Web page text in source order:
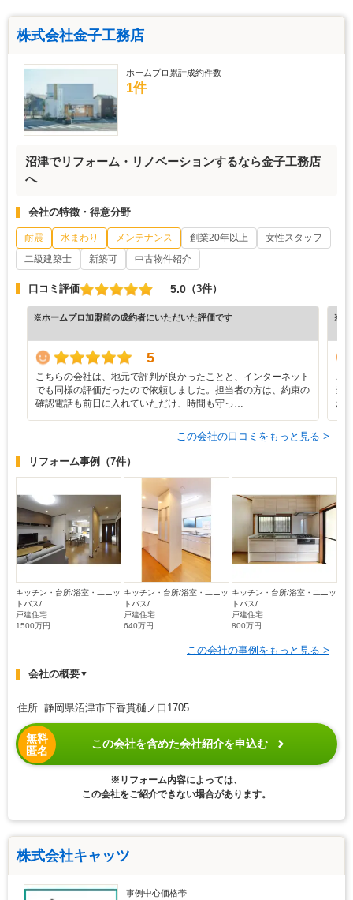
株式会社金子工務店
ホームプロ累計成約件数
1件
沼津でリフォーム・リノベーションするなら金子工務店
へ
会社の特徴・得意分野
耐震 水まわり メンテナンス 創業20年以上
女性スタッフ
二級建築士
新築可 中古物件紹介
口コミ評価 5.0 （3件）
※ホームプロ加盟前の成約者にいただいた評価です
5
こちらの会社は、地元で評判が良かったことと、インターネット
でも同様の評価だったので依頼しました。担当者の方は、約束の
確認電話も前日に入れていただけ、時間も守っ…
※ホ
当
お
この会社の口コミをもっと見る >
リフォーム事例 （7件）
キッチン・台所/浴室・ユニッ
トバス/...
戸建住宅
1500万円
キッチン・台所/浴室・ユニッ
トバス/...
戸建住宅
640万円
キッチン・台所/浴室・ユニッ
トバス/...
戸建住宅
800万円
この会社の事例をもっと見る >
会社の概要▼
住所 静岡県沼津市下香貫樋ノ口1705
無料
匿名
この会社を含めた会社紹介を申込む
※リフォーム内容によっては、
この会社をご紹介できない場合があります。
株式会社キャッツ
事例中心価格帯